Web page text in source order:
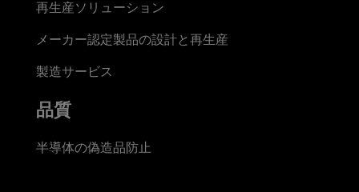
再生産ソリューション
メーカー認定製品の設計と再生産
製造サービス
品質
半導体の偽造品防止